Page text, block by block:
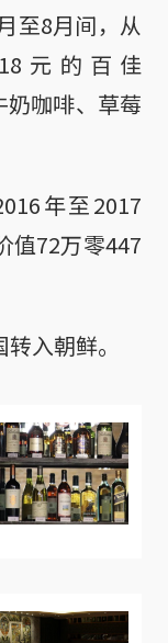
至8月间，从
元的百佳
奶咖啡、草莓
年至2017
值72万零447
入朝鲜。